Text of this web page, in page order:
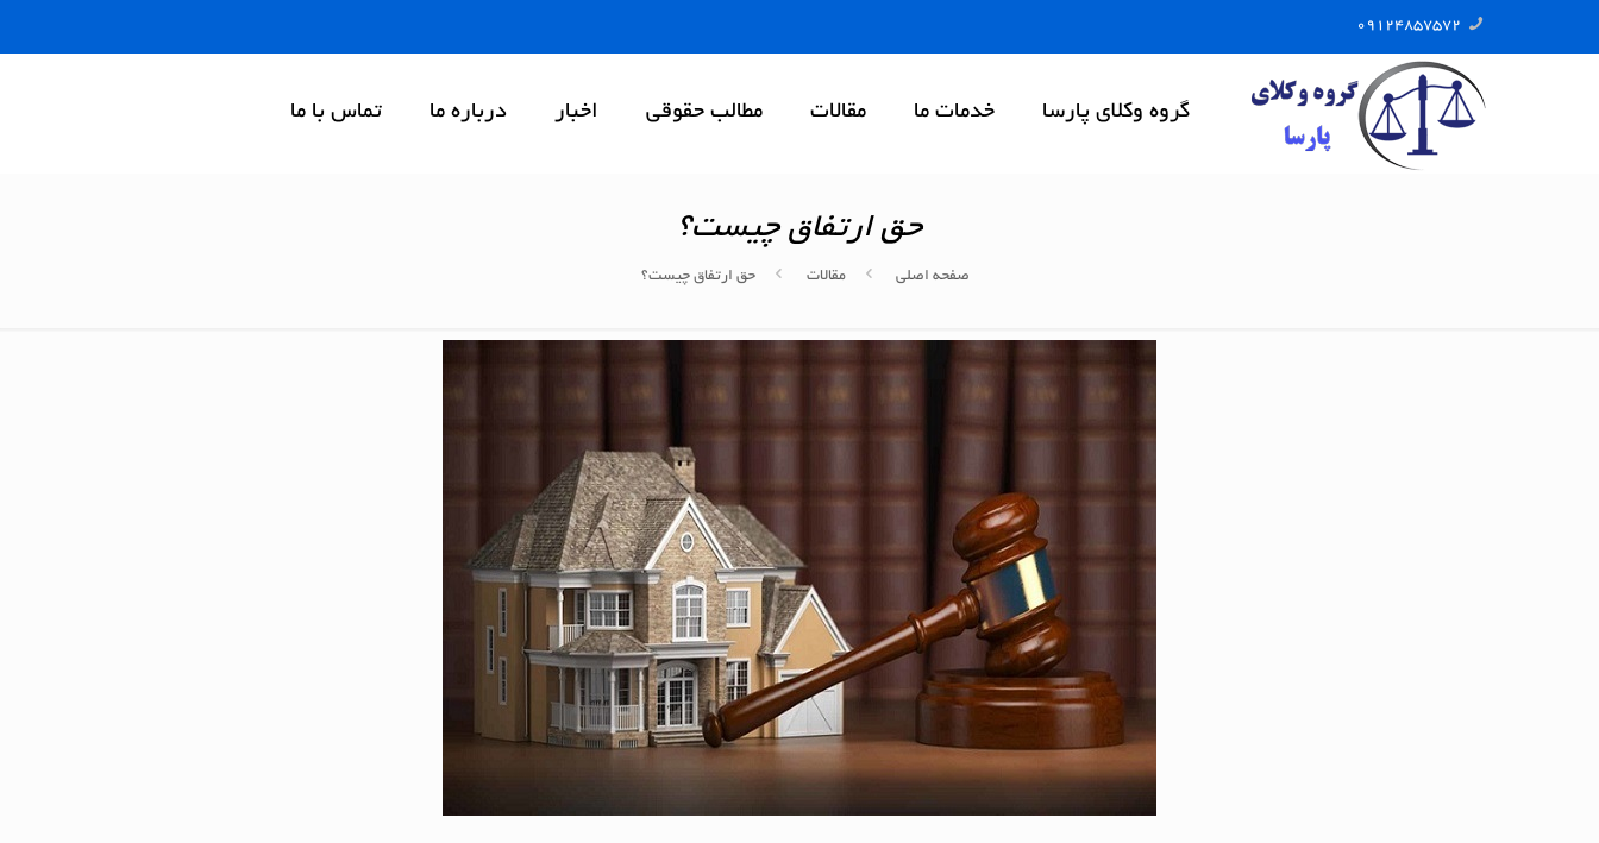
09124857572
گروه وکلای پارسا خدمات ما مقالات مطالب حقوقی اخبار درباره ما تماس با ما
حق ارتفاق چیست؟
صفحه اصلی مقالات حق ارتفاق چیست؟